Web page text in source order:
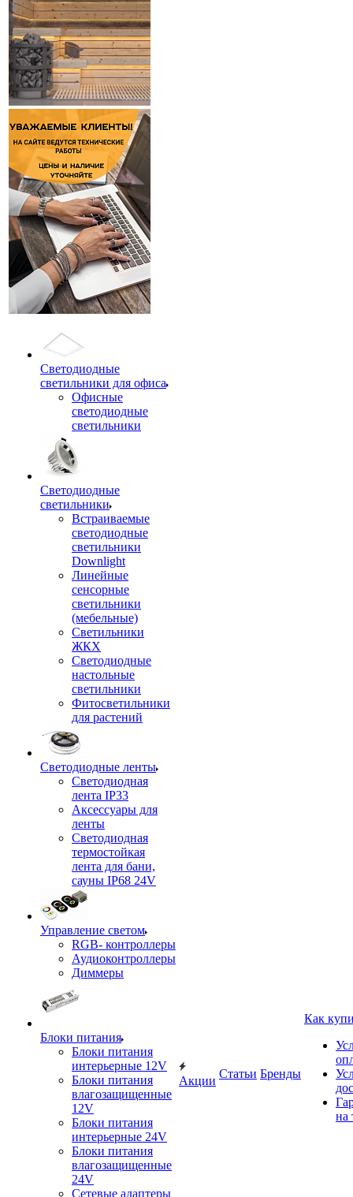
Светодиодные
светильники для офиса
Офисные
светодиодные
светильники
Светодиодные
светильники
Встраиваемые
светодиодные
светильники
Downlight
Линейные
сенсорные
светильники
(мебельные)
Светильники
ЖКХ
Светодиодные
настольные
светильники
Фитосветильники
для растений
Светодиодные ленты
Светодиодная
лента IP33
Аксессуары для
ленты
Светодиодная
термостойкая
лента для бани,
сауны IP68 24V
Управление светом
RGB- контроллеры
Аудиоконтроллеры
Диммеры
Блоки питания
Блоки питания
интерьерные 12V
Блоки питания
влагозащищенные
12V
Блоки питания
интерьерные 24V
Блоки питания
влагозащищенные
24V
Сетевые адаптеры
Акции
Статьи Бренды
Как
на